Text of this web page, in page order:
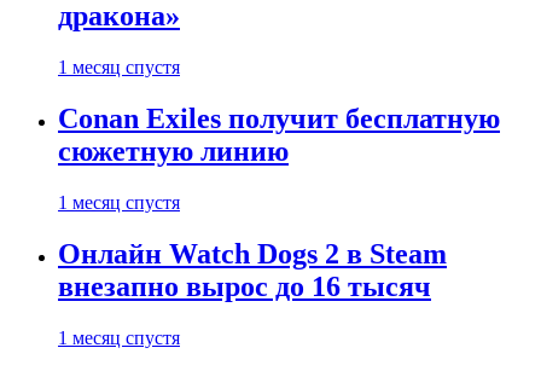
дракона»
1 месяц спустя
Conan Exiles получит бесплатную
сюжетную линию
1 месяц спустя
Онлайн Watch Dogs 2 в Steam
внезапно вырос до 16 тысяч
1 месяц спустя